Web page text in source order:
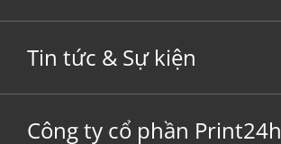
Tin tức & Sự kiện
Công ty cổ phần Print24h